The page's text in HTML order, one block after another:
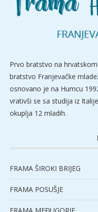
Prvo bratstvo na
bratstvo Franjevačke
osnovano je na Humcu
vrativši se sa studija iz
okuplja 12 mladih.
FRAMA ŠIROKI BRIJEG
FRAMA POSUŠJE
FRAMA MEĐUGORJE